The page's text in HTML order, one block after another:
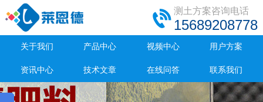
测土方案咨询电话
15689208778
关于我们 产品中心 视频中心 用户方案
资讯中心 技术文章 在线问答 联系我们